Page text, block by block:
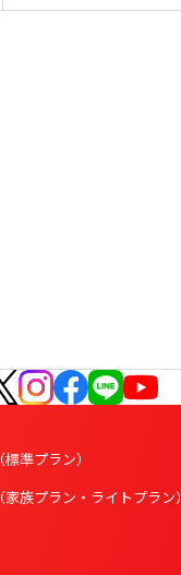
（標準プラン）
（家族プラン・ライトプラン）